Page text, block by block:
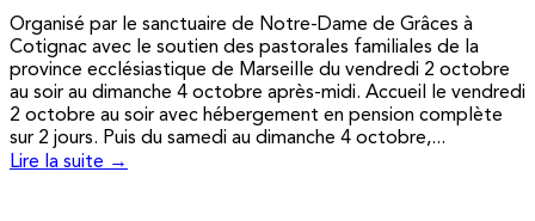
Organisé par le sanctuaire de Notre-Dame de Grâces à
Cotignac avec le soutien des pastorales familiales de la
province ecclésiastique de Marseille du vendredi 2 octobre
au soir au dimanche 4 octobre après-midi. Accueil le vendredi
2 octobre au soir avec hébergement en pension complète
sur 2 jours. Puis du samedi au dimanche 4 octobre,...
Lire la suite →